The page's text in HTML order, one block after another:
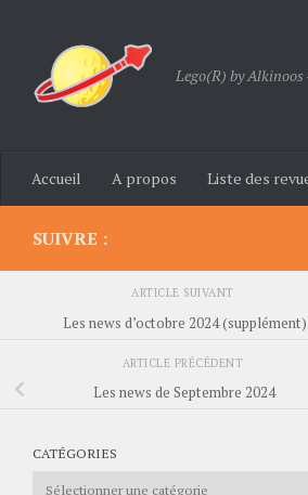
Lego(R) by
Accueil A propos Liste des
SUIVRE :
ARTICLE SUIVANT
Les news d’octobre 2024 (supplément)
ARTICLE PRÉCÉDENT
Les news de Septembre 2024
CATÉGORIES
Catégories